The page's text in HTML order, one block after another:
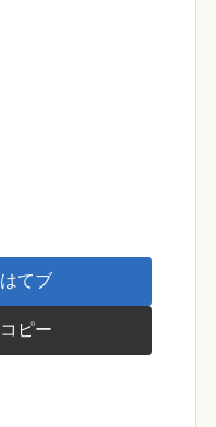
はてブ
コピー